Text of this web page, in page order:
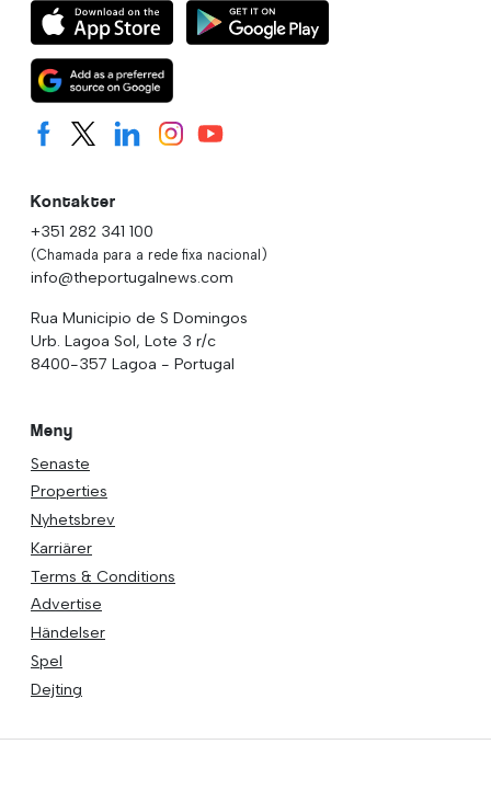
Kontakter
+351 282 341 100
(Chamada para a rede fixa nacional)
info@theportugalnews.com
Rua Municipio de S Domingos
Urb. Lagoa Sol, Lote 3 r/c
8400-357 Lagoa - Portugal
Meny
Senaste
Properties
Nyhetsbrev
Karriärer
Terms & Conditions
Advertise
Händelser
Spel
Dejting